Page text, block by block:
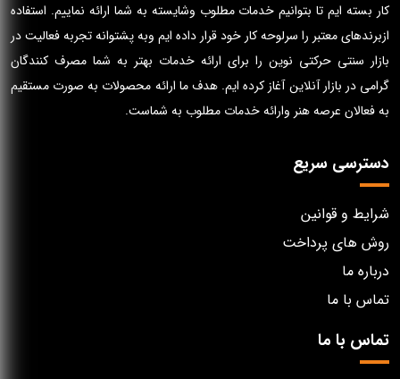
کار بسته ایم تا بتوانیم خدمات مطلوب وشایسته به شما ارائه نماییم. استفاده
ازبرندهای معتبر را سرلوحه کار خود قرار داده ایم وبه پشتوانه تجربه فعالیت در
بازار سنتی حرکتی نوین را برای ارائه خدمات بهتر به شما مصرف کنندگان
گرامی در بازار آنلاین آغاز کرده ایم. هدف ما ارائه محصولات به صورت مستقیم
به فعالان عرصه هنر وارائه خدمات مطلوب به شماست.
دسترسی سریع
شرایط و قوانین
روش های پرداخت
درباره ما
تماس با ما
تماس با ما